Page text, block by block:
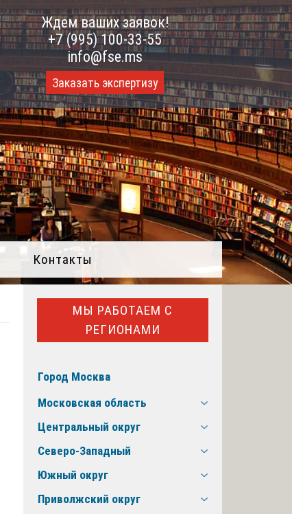
Ждем ваших заявок!
+7 (995) 100-33-55
info@fse.ms
Заказать экспертизу
Контакты
МЫ РАБОТАЕМ С
РЕГИОНАМИ
Город Москва
Московская область
Центральный округ
Северо-Западный
Южный округ
Приволжский округ